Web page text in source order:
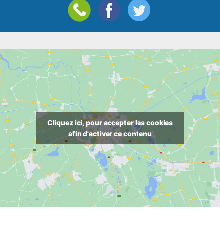
Cliquez ici, pour accepter les cookies
afin d'activer ce contenu